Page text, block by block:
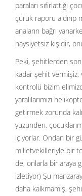
paraları sıfırlattığı
çürük raporu
anaların bağrı
haysiyetsiz kişidir,
Peki, şehitlerden
kadar şehit vermişiz,
kontrolü bizim
yaralılarımızı
getirmek zorunda
yüzünden,
içiyorlar. Ondan bir
milletvekilleriyle bir
de, onlarla bir araya
izletiyor) Şu
daha kalkmamış,